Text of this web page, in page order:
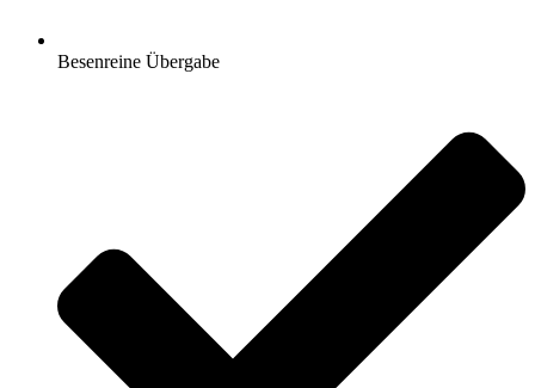
Besenreine Übergabe